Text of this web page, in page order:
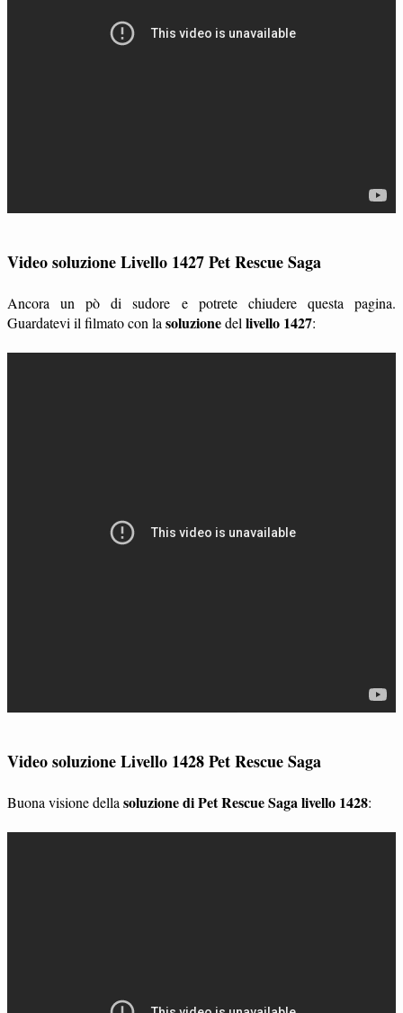
Video soluzione Livello 1427 Pet Rescue Saga
Ancora un pò di sudore e potrete chiudere questa pagina.
Guardatevi il filmato con la soluzionedel livello 1427:
Video soluzione Livello 1428 Pet Rescue Saga
Buona visione della soluzione di Pet Rescue Saga livello 1428: